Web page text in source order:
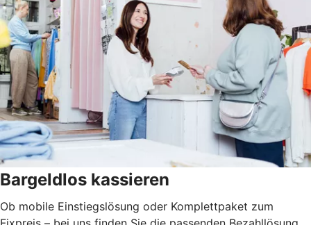
Bargeldlos kassieren
Ob mobile Einstiegslösung oder Komplettpaket zum